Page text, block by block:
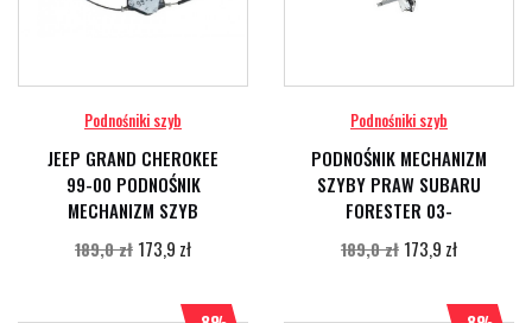
Podnośniki szyb
JEEP GRAND CHEROKEE
99-00 PODNOŚNIK
MECHANIZM SZYB
189,0 zł 173,9 zł
Podnośniki szyb
PODNOŚNIK MECHANIZM
SZYBY PRAW SUBARU
FORESTER 03-
189,0 zł 173,9 zł